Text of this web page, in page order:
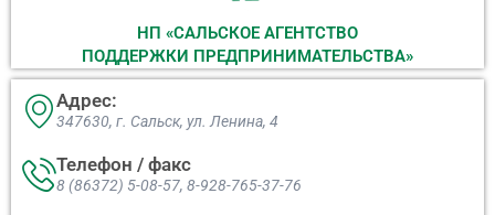
НП «САЛЬСКОЕ АГЕНТСТВО
ПОДДЕРЖКИ ПРЕДПРИНИМАТЕЛЬСТВА»
Адрес:
347630, г. Сальск, ул. Ленина, 4​
Телефон / факс
8 (86372) 5-08-57, 8-928-765-37-76